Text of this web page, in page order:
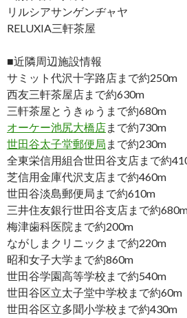
リルシアサンゲンヂャヤ
RELUXIA三軒茶屋
■近隣周辺施設情報
サミット代沢十字路店まで約250m
西友三軒茶屋店まで約630m
三軒茶屋とうきゅうまで約680m
オーケー池尻大橋店まで約730m
世田谷太子堂郵便局 まで約230m
全東栄信用組合世田谷支店まで約
芝信用金庫代沢支店まで約460m
世田谷淡島郵便局まで約610m
三井住友銀行世田谷支店まで約
梅津歯科医院まで約200m
ながしまクリニックまで約220m
昭和女子大学まで約860m
世田谷学園高等学校まで約540m
世田谷区立太子堂中学校まで約60m
世田谷区立多聞小学校まで約430m